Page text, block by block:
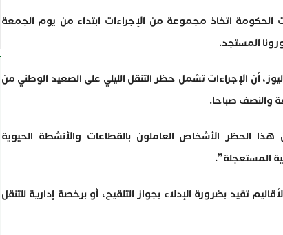
الحكومة اتخاذ مجموعة من الإجراءات ابتداء من يوم الجمعة
بلاغ للحكومة، اليوم الاثنين 19 يوليوز، أن الإجراءات تشمل حظر التنقل الليلي على الصعيد الوطني من
والنصف صباحا.
الحظر الأشخاص العاملون بالقطاعات والأنشطة الحيوية
المستعجلة”.
تقيد بضرورة الإدلاء بجواز التلقيح، أو برخصة إدارية للتنقل